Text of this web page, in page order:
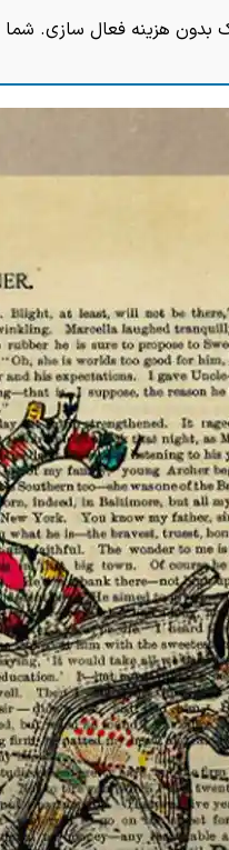
بدون هزینه فعال سازی.